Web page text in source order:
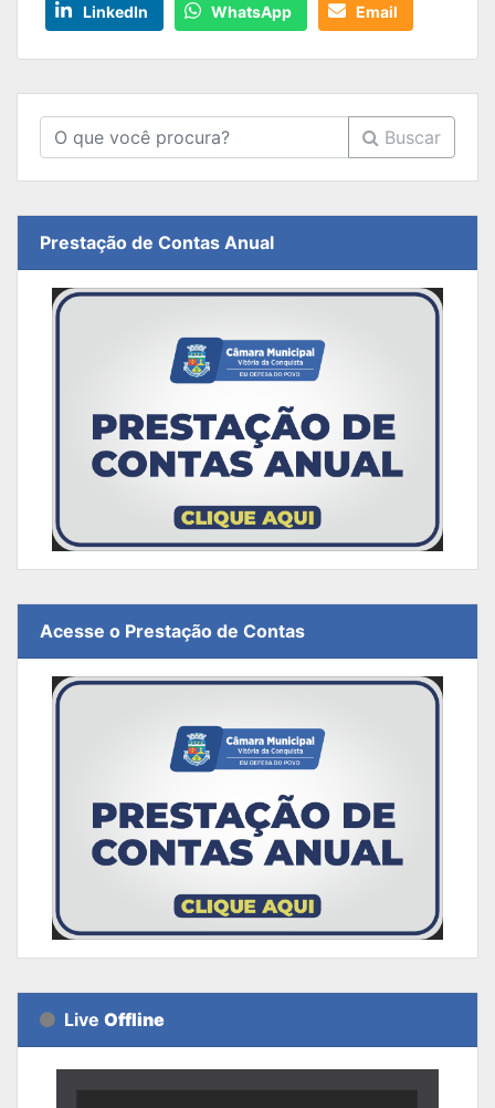
LinkedIn WhatsApp Email
Buscar
Prestação de Contas Anual
Acesse o Prestação de Contas
Live Offline